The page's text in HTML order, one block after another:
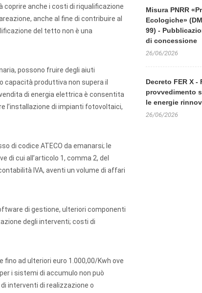
anche i costi di riqualificazione
anche al fine di contribuire al
del tetto non è una
possono fruire degli aiuti
capacità produttiva non supera il
di energia elettrica è consentita
l’installazione di impianti fotovoltaici,
di codice ATECO da emanarsi; le
di cui all’articolo 1, comma 2, del
IVA, aventi un volume di affari
di gestione, ulteriori componenti
degli interventi; costi di
fino ad ulteriori euro 1.000,00/Kwh ove
i sistemi di accumulo non può
interventi di realizzazione o
Misura PNRR
Ecologiche»
99) -
di concessione
26/06/2026
Decreto FER X -
provvedimento
le energie
26/06/2026